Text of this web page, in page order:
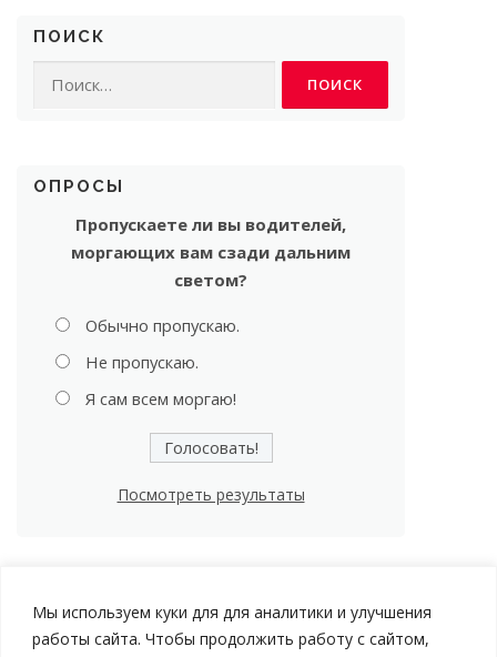
Мы используем куки для для аналитики и улучшения
работы сайта. Чтобы продолжить работу с сайтом,
ПОИСК
ОПРОСЫ
Пропускаете ли вы водителей,
моргающих вам сзади дальним
светом?
Обычно пропускаю.
Не пропускаю.
Я сам всем моргаю!
Посмотреть результаты